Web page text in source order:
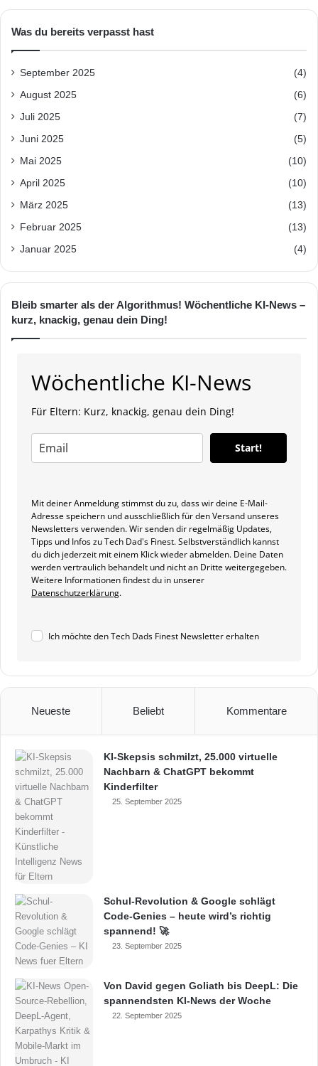
Was du bereits verpasst hast
September 2025 (4)
August 2025 (6)
Juli 2025 (7)
Juni 2025 (5)
Mai 2025 (10)
April 2025 (10)
März 2025 (13)
Februar 2025 (13)
Januar 2025 (4)
Bleib smarter als der Algorithmus! Wöchentliche KI-News –
kurz, knackig, genau dein Ding!
Wöchentliche KI-News
Für Eltern: Kurz, knackig, genau dein Ding!
Start!
Mit deiner Anmeldung stimmst du zu, dass wir deine E-Mail-
Adresse speichern und ausschließlich für den Versand unseres
Newsletters verwenden. Wir senden dir regelmäßig Updates,
Tipps und Infos zu Tech Dad's Finest. Selbstverständlich kannst
du dich jederzeit mit einem Klick wieder abmelden. Deine Daten
werden vertraulich behandelt und nicht an Dritte weitergegeben.
Weitere Informationen findest du in unserer
Datenschutzerklärung.
Ich möchte den Tech Dads Finest Newsletter erhalten
Neueste Beliebt Kommentare
KI-Skepsis schmilzt, 25.000 virtuelle
Nachbarn & ChatGPT bekommt
Kinderfilter
25. September 2025
Schul-Revolution & Google schlägt
Code-Genies – heute wird’s richtig
spannend! 🚀
23. September 2025
Von David gegen Goliath bis DeepL: Die
spannendsten KI-News der Woche
22. September 2025